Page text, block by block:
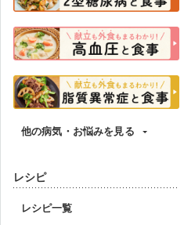
他の病気・お悩みを見る
レシピ
レシピ一覧